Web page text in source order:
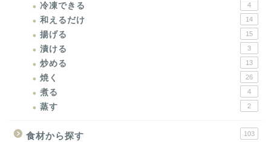
冷凍できる 4
和えるだけ 14
揚げる 15
漬ける 3
炒める 13
焼く 26
煮る 4
蒸す 2
食材から探す 103